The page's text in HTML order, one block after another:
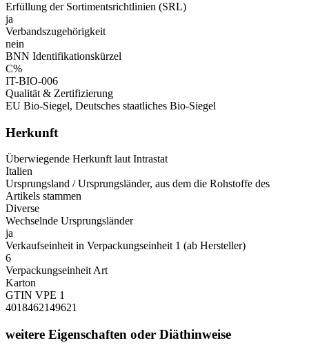
Erfüllung der Sortimentsrichtlinien (SRL)
ja
Verbandszugehörigkeit
nein
BNN Identifikationskürzel
C%
IT-BIO-006
Qualität & Zertifizierung
EU Bio-Siegel, Deutsches staatliches Bio-Siegel
Herkunft
Überwiegende Herkunft laut Intrastat
Italien
Ursprungsland / Ursprungsländer, aus dem die Rohstoffe des
Artikels stammen
Diverse
Wechselnde Ursprungsländer
ja
Verkaufseinheit in Verpackungseinheit 1 (ab Hersteller)
6
Verpackungseinheit Art
Karton
GTIN VPE 1
4018462149621
weitere Eigenschaften oder Diäthinweise